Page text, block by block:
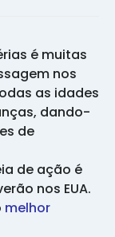
é muitas
nos
as idades
dando-
de
de ação é
nos EUA.
melhor